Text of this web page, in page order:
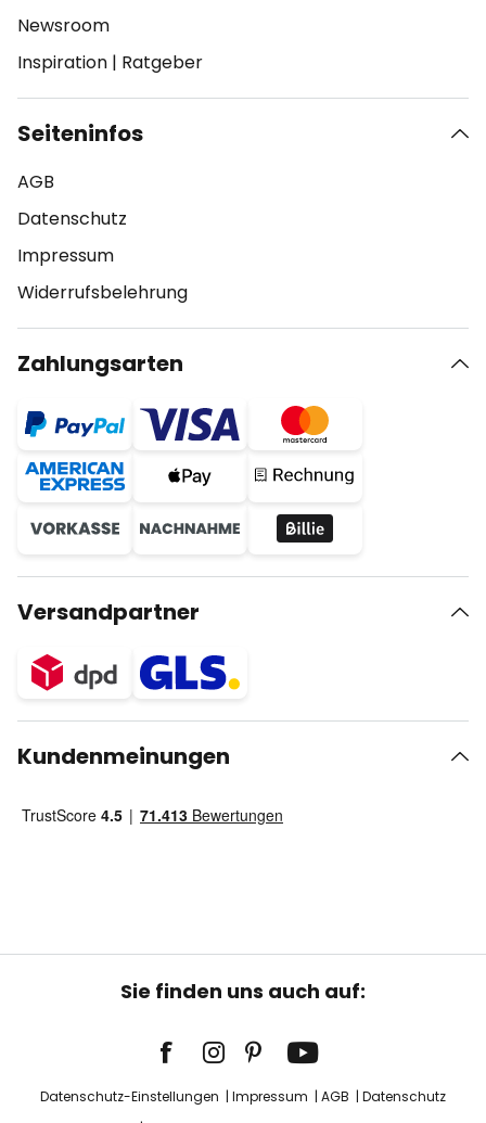
Newsroom
Inspiration | Ratgeber
Seiteninfos
AGB
Datenschutz
Impressum
Widerrufsbelehrung
Zahlungsarten
Versandpartner
Kundenmeinungen
Sie finden uns auch auf:
Datenschutz-Einstellungen Impressum AGB
Datenschutz